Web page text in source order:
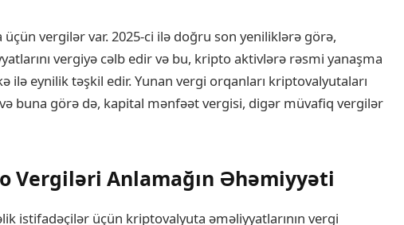
vergilər var. 2025-ci ilə doğru son yeniliklərə görə,
vergiyə cəlb edir və bu, kripto aktivlərə rəsmi yanaşma
ilə eynilik təşkil edir. Yunan vergi orqanları kriptovalyutaları
buna görə də, kapital mənfəət vergisi, digər müvafiq vergilər
Vergiləri Anlamağın Əhəmiyyəti
istifadəçilər üçün kriptovalyuta əməliyyatlarının vergi